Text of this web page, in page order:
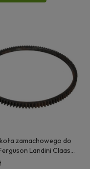
zamachowego do
Landini Claas
021/00078 3819719M1